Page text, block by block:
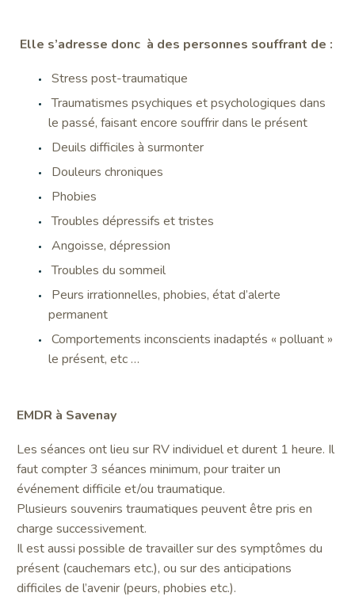
Elle s’adresse donc à des personnes souffrant de :
Stress post-traumatique
Traumatismes psychiques et psychologiques dans
le passé, faisant encore souffrir dans le présent
Deuils difficiles à surmonter
Douleurs chroniques
Phobies
Troubles dépressifs et tristes
Angoisse, dépression
Troubles du sommeil
Peurs irrationnelles, phobies, état d’alerte
permanent
Comportements inconscients inadaptés « polluant »
le présent, etc …
EMDR à Savenay
Les séances ont lieu sur RV individuel et durent 1 heure. Il
faut compter 3 séances minimum, pour traiter un
événement difficile et/ou traumatique.
Plusieurs souvenirs traumatiques peuvent être pris en
charge successivement.
Il est aussi possible de travailler sur des symptômes du
présent (cauchemars etc.), ou sur des anticipations
difficiles de l’avenir (peurs, phobies etc.).